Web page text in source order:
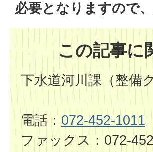
必要となりますので
この記事に
下水道河川課（整備
電話： 072-452-1011
ファックス：072-